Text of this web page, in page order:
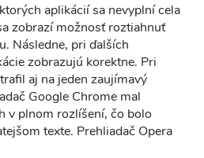
aplikácií sa nevyplní cela
zobrazí možnosť roztiahnuť
Následne, pri ďalších
zobrazujú korektne. Pri
aj na jeden zaujímavý
Google Chrome mal
v plnom rozlíšení, čo bolo
texte. Prehliadač Opera